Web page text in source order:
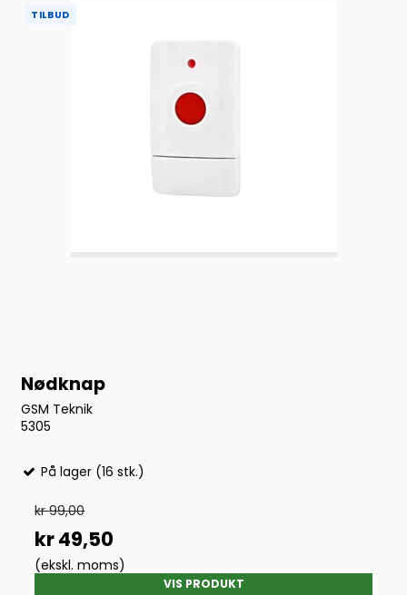
TILBUD
Nødknap
GSM Teknik
5305
På lager (16 stk.)
kr 99,00
kr 49,50
(ekskl. moms)
VIS PRODUKT